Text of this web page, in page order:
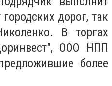
дорог, так
В торгах
ООО НПП
более